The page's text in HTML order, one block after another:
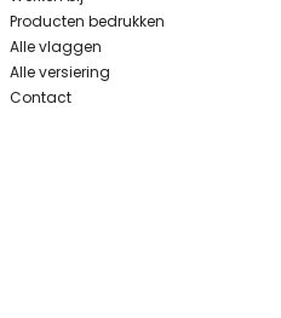
Producten bedrukken
Alle vlaggen
Alle versiering
Contact